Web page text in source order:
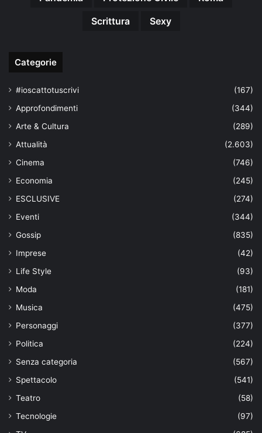
Scrittura
Sexy
Categorie
#ioscattotuscrivi
(167)
Approfondimenti
(344)
Arte & Cultura
(289)
Attualità
(2.603)
Cinema
(746)
Economia
(245)
ESCLUSIVE
(274)
Eventi
(344)
Gossip
(835)
Imprese
(42)
Life Style
(93)
Moda
(181)
Musica
(475)
Personaggi
(377)
Politica
(224)
Senza categoria
(567)
Spettacolo
(541)
Teatro
(58)
Tecnologie
(97)